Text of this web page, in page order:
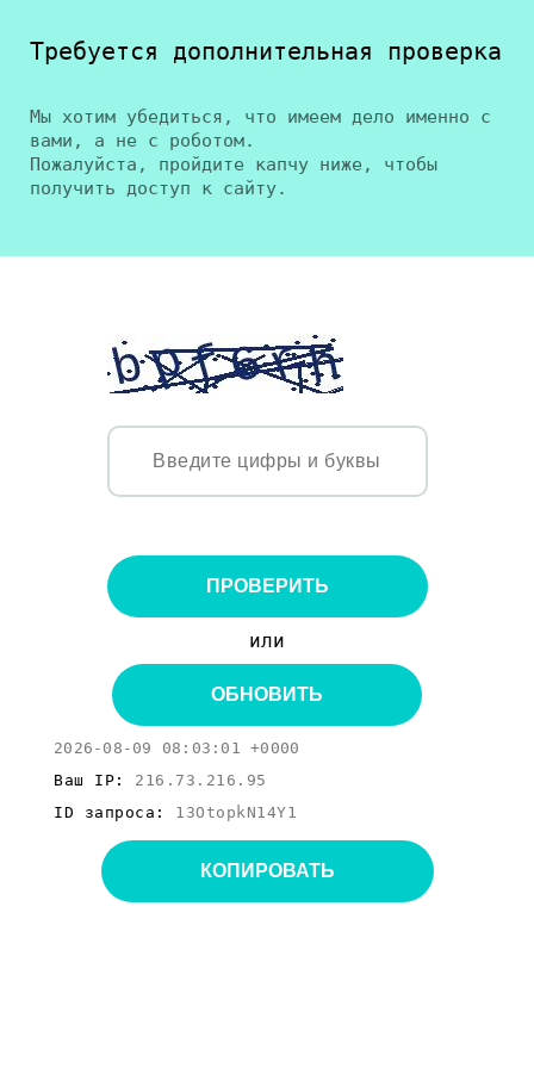
Требуется дополнительная проверка
Мы хотим убедиться, что имеем дело именно с
вами, а не с роботом.
Пожалуйста, пройдите капчу ниже, чтобы
получить доступ к сайту.
ПРОВЕРИТЬ
или
ОБНОВИТЬ
2026-08-09 08:03:01 +0000
Ваш IP: 216.73.216.95
ID запроса: 13OtopkN14Y1
КОПИРОВАТЬ